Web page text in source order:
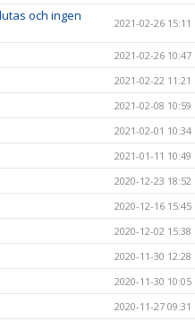
och ingen
2021-02-26 15:11
2021-02-26 10:47
2021-02-22 11:21
2021-02-08 10:59
2021-02-01 10:34
2021-01-11 10:49
2020-12-23 18:52
2020-12-16 15:45
2020-12-02 15:38
2020-11-30 12:28
2020-11-30 10:05
2020-11-27 09:31